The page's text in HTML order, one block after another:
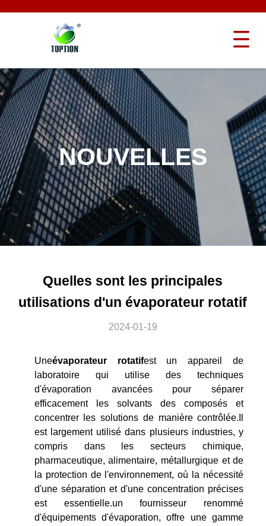
NOUVELLES
Quelles sont les principales
utilisations d'un évaporateur rotatif
2024-01-19
Uneévaporateur rotatifest un appareil de
laboratoire qui utilise des techniques
d'évaporation avancées pour séparer
efficacement les solvants des composés et
concentrer les solutions de manière contrôlée.Il
est largement utilisé dans plusieurs industries, y
compris dans les secteurs chimique,
pharmaceutique, alimentaire, métallurgique et de
la protection de l'environnement, où la nécessité
d'une séparation et d'une concentration précises
est essentielle.un fournisseur renommé
d'équipements d'évaporation, offre une gamme